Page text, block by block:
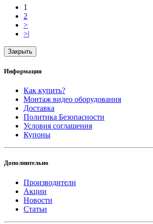
1
2
>
>|
Закрыть
Информация
Как купить?
Монтаж видео оборудования
Доставка
Политика Безопасности
Условия соглашения
Купоны
Дополнительно
Производители
Акции
Новости
Статьи